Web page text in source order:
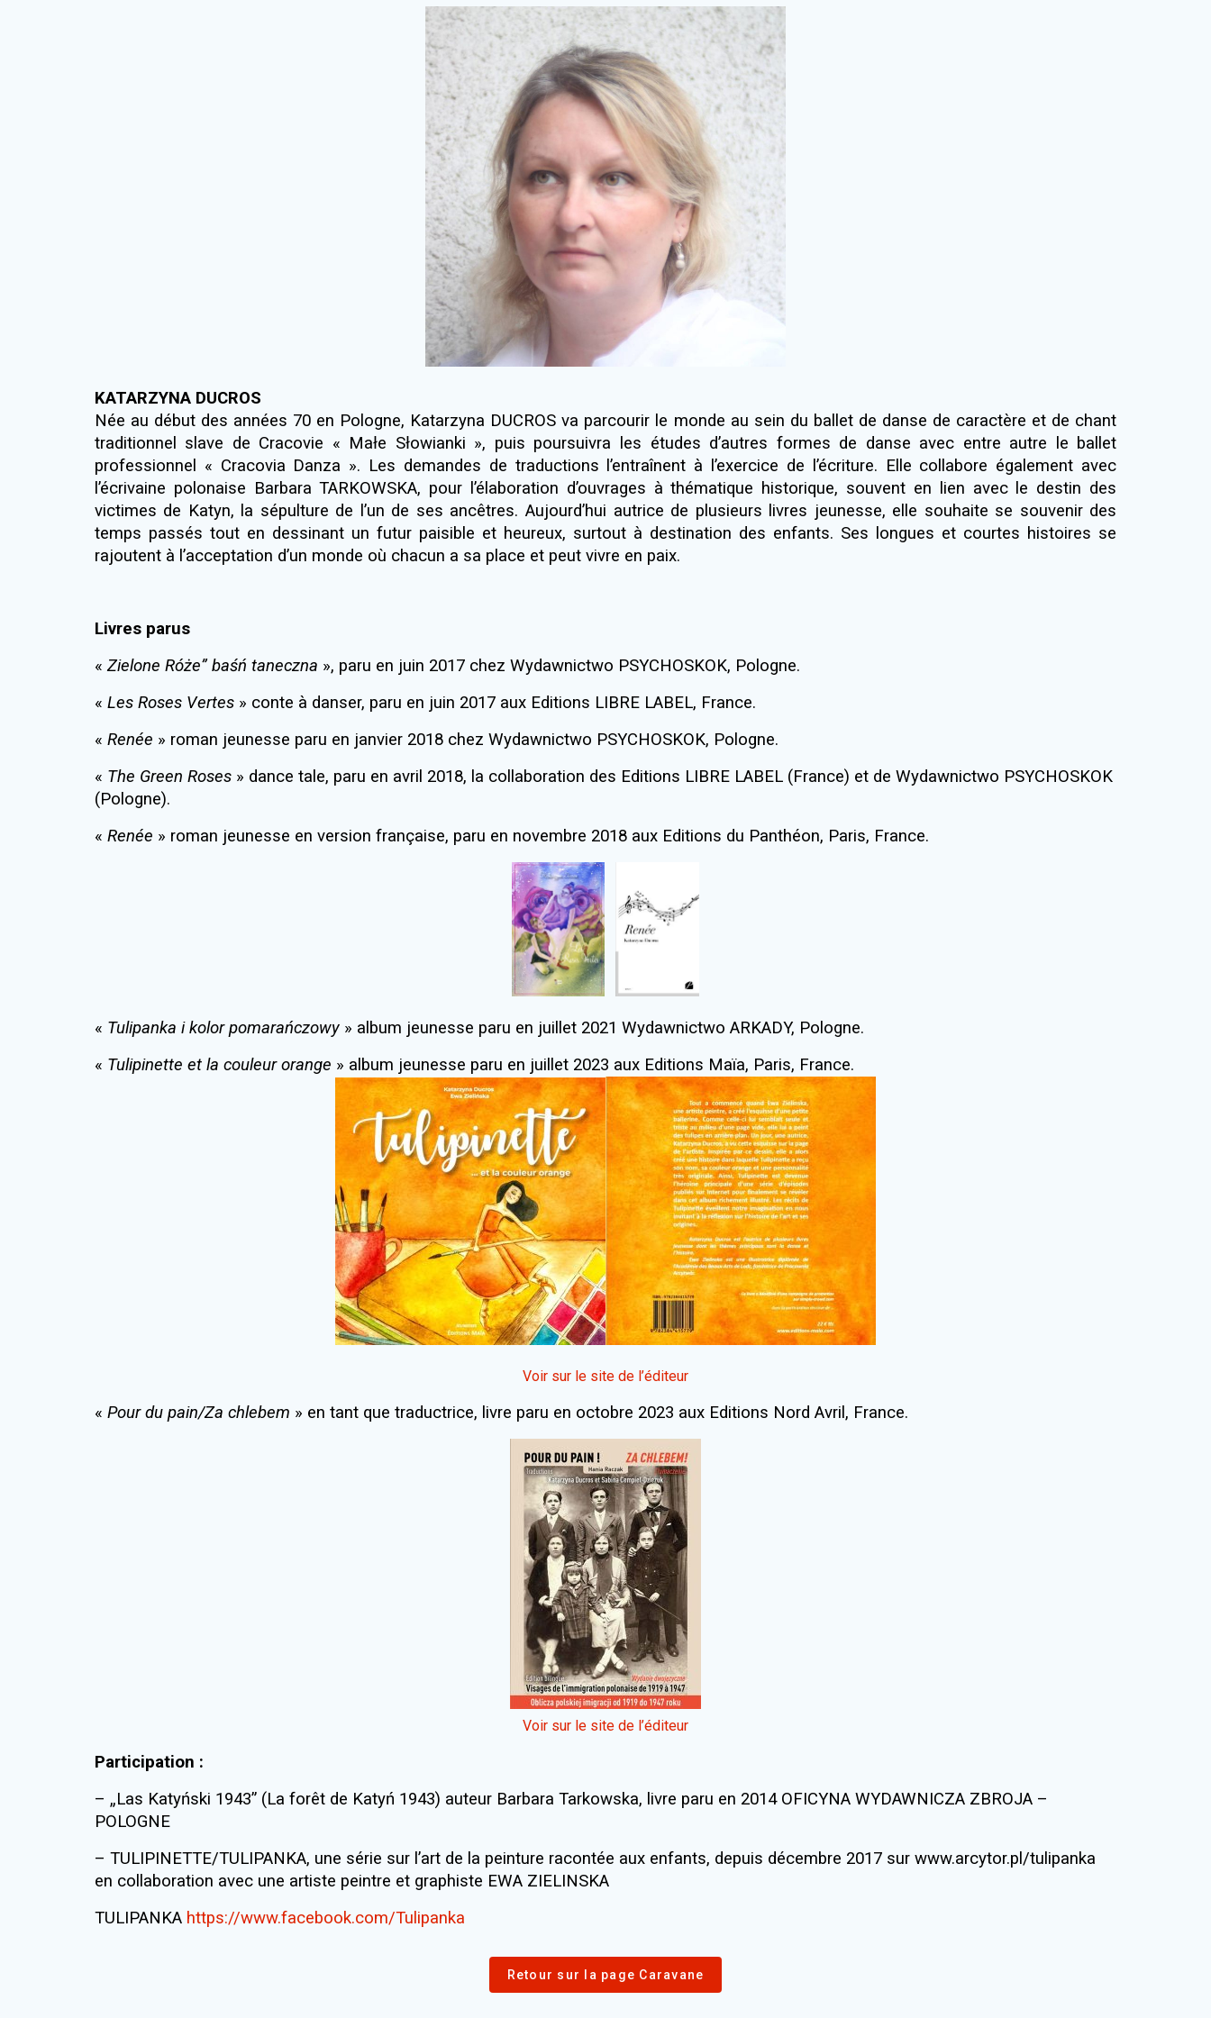
KATARZYNA DUCROS
Née au début des années 70 en Pologne, Katarzyna DUCROS va parcourir le monde au sein du ballet de danse de caractère et de chant
traditionnel slave de Cracovie « Małe Słowianki », puis poursuivra les études d’autres formes de danse avec entre autre le ballet
professionnel « Cracovia Danza ». Les demandes de traductions l’entraînent à l’exercice de l’écriture. Elle collabore également avec
l’écrivaine polonaise Barbara TARKOWSKA, pour l’élaboration d’ouvrages à thématique historique, souvent en lien avec le destin des
victimes de Katyn, la sépulture de l’un de ses ancêtres. Aujourd’hui autrice de plusieurs livres jeunesse, elle souhaite se souvenir des
temps passés tout en dessinant un futur paisible et heureux, surtout à destination des enfants. Ses longues et courtes histoires se
rajoutent à l’acceptation d’un monde où chacun a sa place et peut vivre en paix.
Livres parus
«Zielone Róże” baśń taneczna », paru en juin 2017 chez Wydawnictwo PSYCHOSKOK, Pologne.
« Les Roses Vertes» conte à danser, paru en juin 2017 aux Editions LIBRE LABEL, France.
« Renée » roman jeunesse paru en janvier 2018 chez Wydawnictwo PSYCHOSKOK, Pologne.
« The Green Roses» dance tale, paru en avril 2018, la collaboration des Editions LIBRE LABEL (France) et de Wydawnictwo PSYCHOSKOK
(Pologne).
« Renée » roman jeunesse en version française, paru en novembre 2018 aux Editions du Panthéon, Paris, France.
« Tulipanka i kolor pomarańczowy» album jeunesse paru en juillet 2021 Wydawnictwo ARKADY, Pologne.
« Tulipinette et la couleur orange » album jeunesse paru en juillet 2023 aux Editions Maïa, Paris, France.
Voir sur le site de l’éditeur
« Pour du pain/Za chlebem » en tant que traductrice, livre paru en octobre 2023 aux Editions Nord Avril, France.
Voir sur le site de l’éditeur
Participation :
– „Las Katyński 1943” (La forêt de Katyń 1943) auteur Barbara Tarkowska, livre paru en 2014 OFICYNA WYDAWNICZA ZBROJA –
POLOGNE
– TULIPINETTE/TULIPANKA, une série sur l’art de la peinture racontée aux enfants, depuis décembre 2017 sur www.arcytor.pl/tulipanka
en collaboration avec une artiste peintre et graphiste EWA ZIELINSKA
TULIPANKA https://www.facebook.com/Tulipanka
Retour sur la page Caravane